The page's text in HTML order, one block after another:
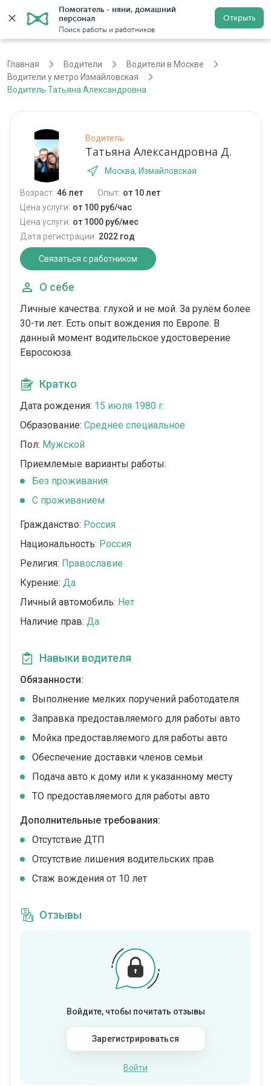
Помогатель - няни, домашний
персонал
Поиск работы и работников
Открыть
Регистрация
Главная Водители
Водители в Москве
Водители у метро Измайловская
Водитель Татьяна Александровна
Водитель
Татьяна Александровна Д.
Москва, Измайловская
Возраст: 46 лет Опыт: от 10 лет
Цена услуги: от 100 руб/час
Цена услуги: от 1000 руб/мес
Дата регистрации: 2022 год
Связаться с работником
О себе
Личные качества: глухой и не мой. За рулëм более
30-ти лет. Есть опыт вождения по Европе. В
данный момент водительское удостоверение
Евросоюза.
Кратко
Дата рождения: 15 июля 1980 г.
Образование: Среднее специальное
Пол: Мужской
Приемлемые варианты работы:
Без проживания
С проживанием
Гражданство: Россия
Национальность: Россия
Религия: Православие
Курение: Да
Личный автомобиль: Нет
Наличие прав: Да
Навыки водителя
Обязанности:
Выполнение мелких поручений работодателя
Заправка предоставляемого для работы авто
Мойка предоставляемого для работы авто
Обеспечение доставки членов семьи
Подача авто к дому или к указанному месту
ТО предоставляемого для работы авто
Дополнительные требования:
Отсутствие ДТП
Отсутствие лишения водительских прав
Стаж вождения от 10 лет
Отзывы
Войдите, чтобы почитать отзывы
Зарегистрироваться
Войти